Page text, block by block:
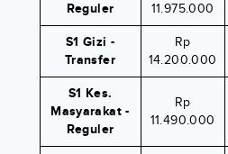
Reguler
11.975.000
S1 Gizi -
Transfer
Rp
14.200.000
S1 Kes.
Masyarakat -
Reguler
Rp
11.490.000